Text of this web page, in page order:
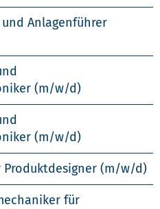
Anlagenführer
(m/w/d)
(m/w/d)
Produktdesigner (m/w/d)
für